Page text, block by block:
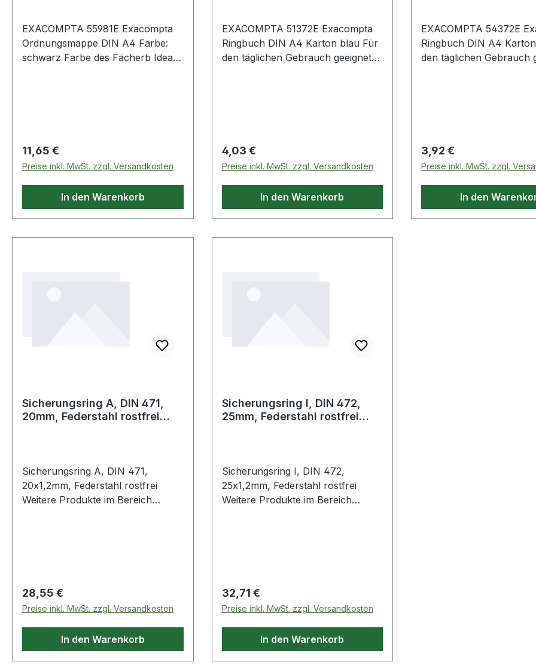
EXACOMPTA 55981E Exacompta
Ordnungsmappe DIN A4 Farbe:
schwarz Farbe des Fächerb Ideal
Regulärer Preis:
11,65 €
Preise inkl. MwSt. zzgl. Versandkosten
In den Warenkorb
EXACOMPTA 51372E Exacompta
Ringbuch DIN A4 Karton blau Für
den täglichen Gebrauch geeignet
Regulärer Preis:
4,03 €
Preise inkl. MwSt. zzgl. Versandkosten
In den Warenkorb
EXACOMPTA 54372E
Ringbuch DIN A4 Karton blau Für
den täglichen Gebrauch
Regulärer Preis:
3,92 €
Preise inkl. MwSt. zzgl.
In den
Sicherungsring A, DIN 471,
20mm, Federstahl rostfrei
Sicherungsring A, DIN 471,
20x1,2mm, Federstahl rostfrei
Weitere Produkte im Bereich
Regulärer Preis:
28,55 €
Preise inkl. MwSt. zzgl. Versandkosten
In den Warenkorb
Sicherungsring I, DIN 472,
25mm, Federstahl rostfrei
Sicherungsring I, DIN 472,
25x1,2mm, Federstahl rostfrei
Weitere Produkte im Bereich
Regulärer Preis:
32,71 €
Preise inkl. MwSt. zzgl. Versandkosten
In den Warenkorb